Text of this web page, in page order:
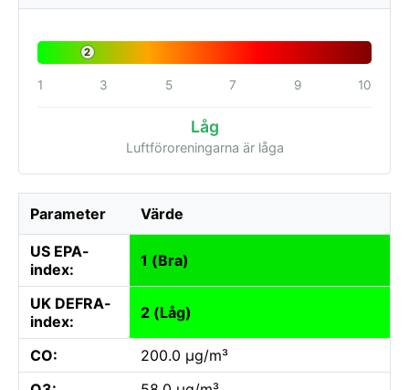
2
1 3 5 7 9 10
Låg
Luftföroreningarna är låga
Parameter Värde
US EPA-
index:
1 (Bra)
UK DEFRA-
index:
2 (Låg)
CO:
200.0 µg/m³